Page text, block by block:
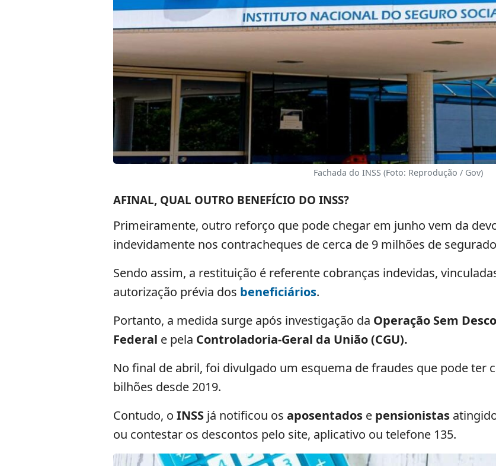
Fachada do INSS (Foto: Reprodução / Gov)
AFINAL, QUAL OUTRO BENEFÍCIO DO INSS?
Primeiramente, outro reforço que pode chegar em junho vem da
indevidamente nos contracheques de cerca de 9 milhões de
Sendo assim, a restituição é referente cobranças indevidas,
autorização prévia dos beneficiários.
Portanto, a medida surge após investigação da Operação Sem
Federal e pela Controladoria-Geral da União (CGU).
No final de abril, foi divulgado um esquema de fraudes que pode ter
bilhões desde 2019.
Contudo, oINSS já notificou osaposentados e pensionistas
ou contestar os descontos pelo site, aplicativo ou telefone 135.